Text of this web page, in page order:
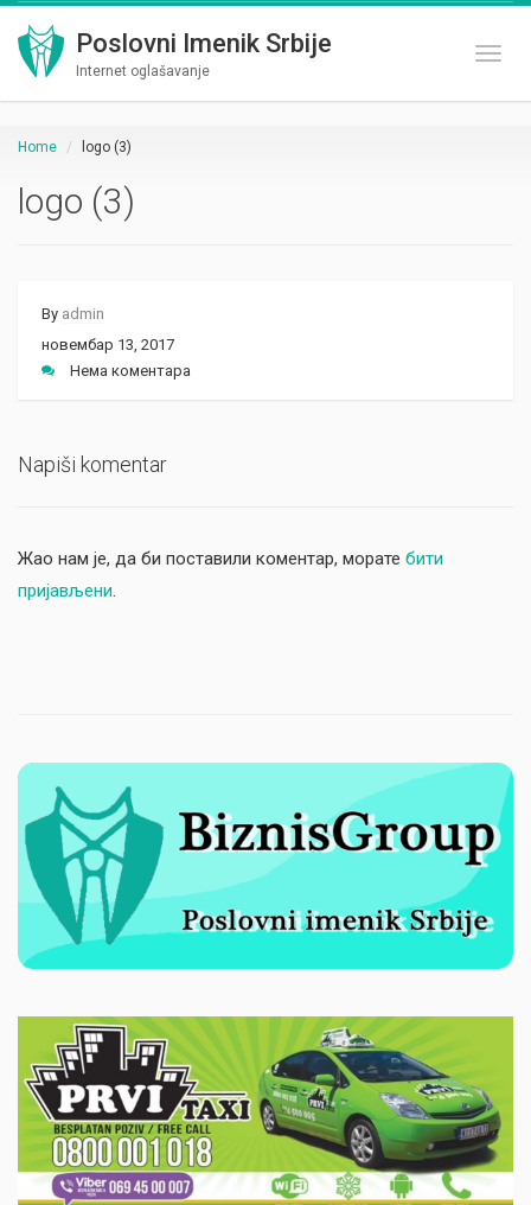
Poslovni Imenik Srbije
Internet oglašavanje
Home logo (3)
logo (3)
By admin
новембар 13, 2017
Нема коментара
Napiši komentar
Жао нам је, да би поставили коментар, морате бити
пријављени.